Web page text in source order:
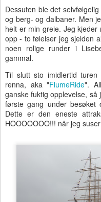
Dessuten ble det
og berg- og dalbaner. Men
helt er min greie. Jeg
opp - to følelser jeg sjelden
noen rolige runder i
gammal.
Til slutt sto imidlertid turen
renna, aka "FlumeRide".
ganske fuktig opplevelse,
første gang under besøket
Dette er den eneste
HOOOOOOO!!! når jeg